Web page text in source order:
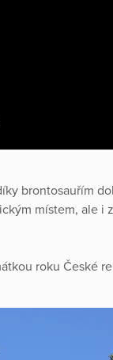
brontosauřím
místem, ale i
roku České